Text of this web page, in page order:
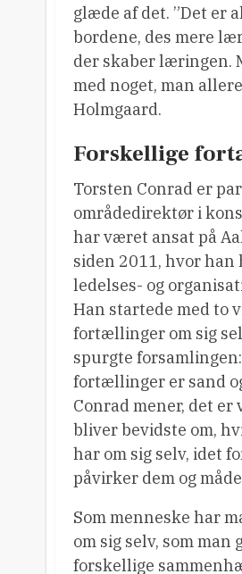
glæde af det. ”Det er
bordene, des mere
der skaber læringen.
med noget, man
Holmgaard.
Forskellige
Torsten Conrad er
områdedirektør i
har været ansat på
siden 2011, hvor han
ledelses- og
Han startede med to
fortællinger om sig
spurgte
fortællinger er sand
Conrad mener, det
bliver bevidste om,
har om sig selv, idet
påvirker dem og
Som menneske har
om sig selv, som man
forskellige